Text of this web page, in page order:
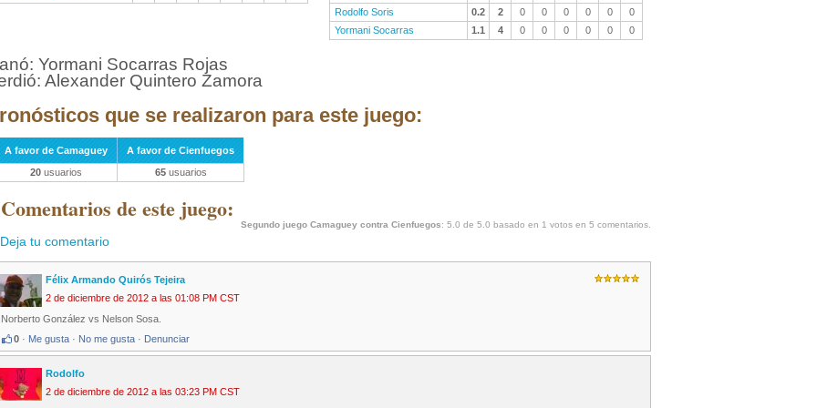
Rodolfo Soris
0.2 2 0 0 0 0 0
0
Yormani Socarras
1.1 4 0 0 0 0 0 0
Yormani Socarras Rojas
Alexander Quintero Zamora
que se realizaron para este juego:
A favor de Camaguey
A favor de Cienfuegos
20 usuarios 65usuarios
de este juego:
Segundo juego Camaguey contra Cienfuegos: 5.0 de 5.0 basado en 1 votos en 5 comentarios.
Deja tu comentario
Félix Armando Quirós Tejeira
2 de diciembre de 2012 a las 01:08 PM CST
Norberto González vs Nelson Sosa.
0 · Me gusta · No me gusta · Denunciar
Rodolfo
2 de diciembre de 2012 a las 03:23 PM CST